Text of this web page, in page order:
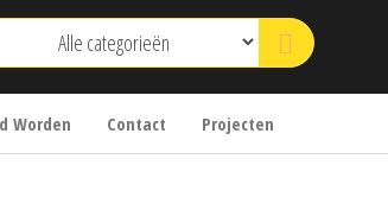
Worden Contact Projecten